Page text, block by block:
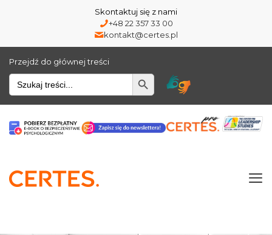
Skontaktuj się z nami
+48 22 357 33 00
kontakt@certes.pl
Przejdź do głównej treści
Wyszukiwarka